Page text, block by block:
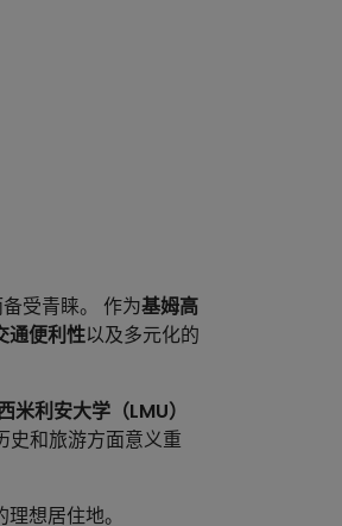
受青睐。 作为基姆高
通便利性以及多元化的
利安大学（LMU）
和旅游方面意义重
想居住地。